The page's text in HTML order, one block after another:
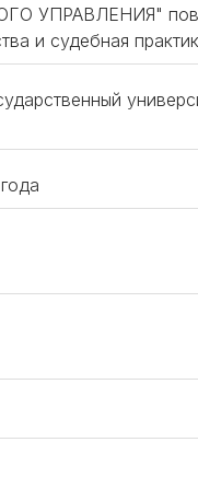
и судебная